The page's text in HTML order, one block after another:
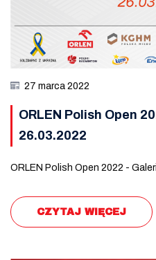
27 marca 2022
ORLEN Polish Open
26.03.2022
ORLEN Polish Open 2022 -
CZYTAJ WIĘCEJ